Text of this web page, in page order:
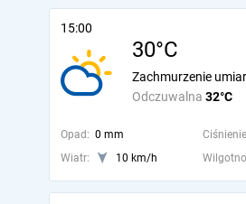
15:00
30°C
Odczuwalna 32°C
Zachmurzenie
Opad: 0 mm
Wiatr:
10 km/h